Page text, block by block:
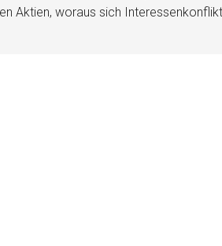
Aktien, woraus sich